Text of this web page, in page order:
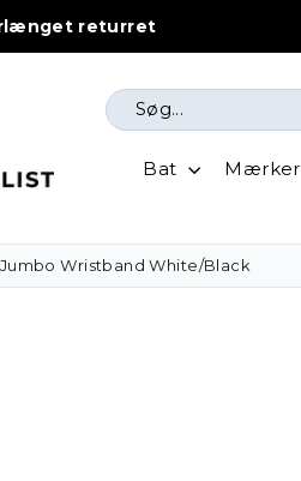
returret
Bat Mærker
Wristband White/Black